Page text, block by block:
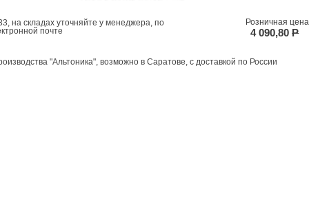
на складах уточняйте у менеджера, по
почте
Розничная цена
4 090,80P
"Альтоника", возможно в Саратове, с доставкой по России